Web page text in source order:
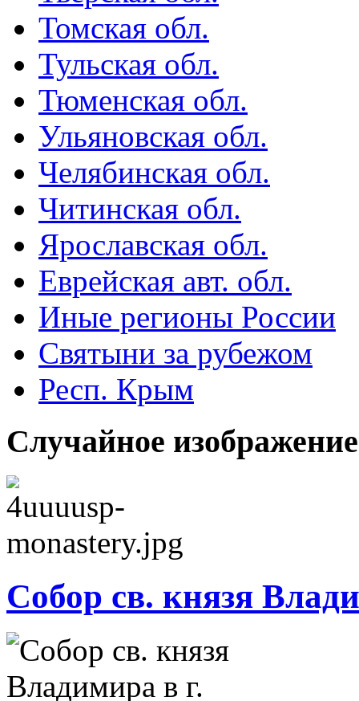
Томская обл.
Тульская обл.
Тюменская обл.
Ульяновская обл.
Челябинская обл.
Читинская обл.
Ярославская обл.
Еврейская авт. обл.
Иные регионы России
Святыни за рубежом
Респ. Крым
Случайное изображение
Собор св. князя